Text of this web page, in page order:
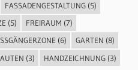
FASSADENGESTALTUNG(5)
(5) FREIRAUM (7)
(6) GARTEN (8)
(3) HANDZEICHNUNG(3)